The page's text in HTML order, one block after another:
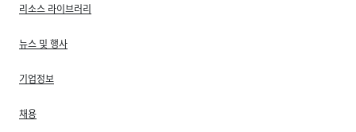
리소스 라이브러리
뉴스 및 행사
기업정보
채용